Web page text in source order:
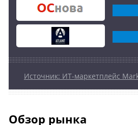
Источник: ИТ-маркетплейс
Обзор рынка